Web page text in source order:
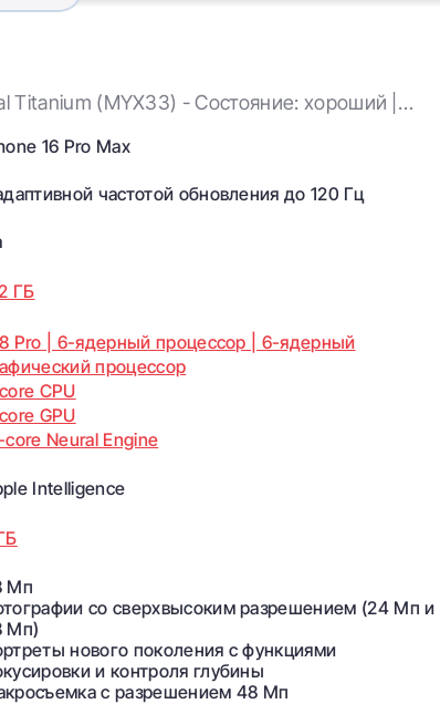
потрясающих цветах: black titanium, natural
(MYX33) - Состояние: хороший |
16 Pro Max
частотой обновления до 120 Гц
ГБ
Pro | 6-ядерный процессор | 6-ядерный
процессор
CPU
GPU
core Neural Engine
Intelligence
Мп
со сверхвысоким разрешением (24 Мп и
Мп)
нового поколения с функциями
и контроля глубины
с разрешением 48 Мп